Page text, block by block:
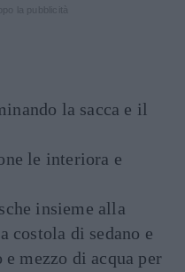
la sacca e il
le interiora e
insieme alla
costola di sedano e
mezzo di acqua per